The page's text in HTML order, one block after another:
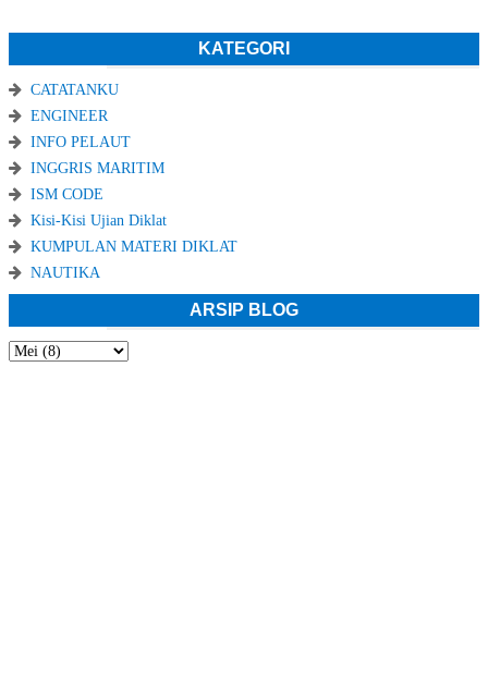
KATEGORI
CATATANKU
ENGINEER
INFO PELAUT
INGGRIS MARITIM
ISM CODE
Kisi-Kisi Ujian Diklat
KUMPULAN MATERI DIKLAT
NAUTIKA
ARSIP BLOG